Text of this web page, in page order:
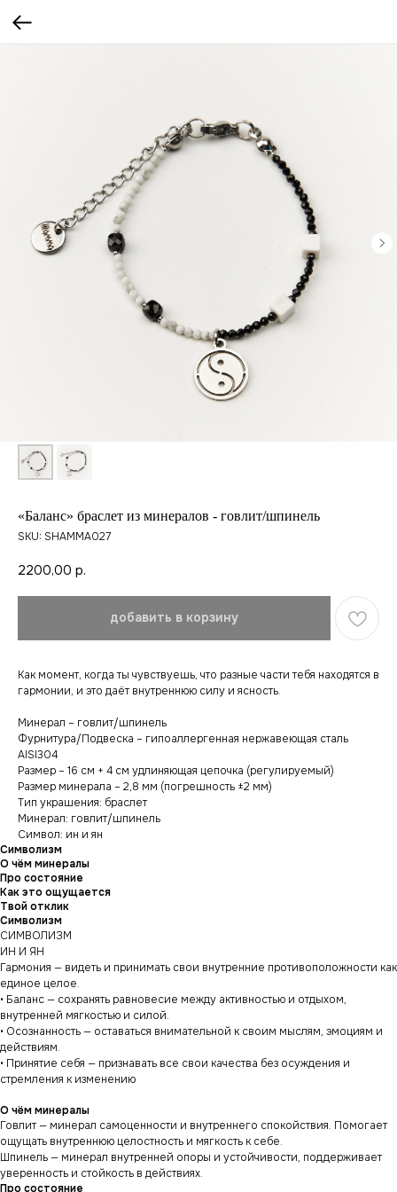
«Баланс» браслет из минералов - говлит/шпинель
SKU: SHAMMA027
2200,00 р.
добавить в корзину
Как момент, когда ты чувствуешь, что разные части тебя находятся в
гармонии, и это даёт внутреннюю силу и ясность.
Минерал – говлит/шпинель
Фурнитура/Подвеска – гипоаллергенная нержавеющая сталь
AISI304
Размер – 16 см + 4 см удлиняющая цепочка (регулируемый)
Размер минерала – 2,8 мм (погрешность ±2 мм)
Тип украшения: браслет
Минерал: говлит/шпинель
Символ: ин и ян
Символизм
О чём минералы
Про состояние
Как это ощущается
Твой отклик
Символизм
СИМВОЛИЗМ
ИН И ЯН
Гармония — видеть и принимать свои внутренние противоположности как
единое целое.
• Баланс — сохранять равновесие между активностью и отдыхом,
внутренней мягкостью и силой.
• Осознанность — оставаться внимательной к своим мыслям, эмоциям и
действиям.
• Принятие себя — признавать все свои качества без осуждения и
стремления к изменению
О чём минералы
Говлит — минерал самоценности и внутреннего спокойствия. Помогает
ощущать внутреннюю целостность и мягкость к себе.
Шпинель — минерал внутренней опоры и устойчивости, поддерживает
уверенность и стойкость в действиях.
Про состояние